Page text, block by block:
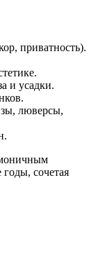
приватность).
и усадки.
люверсы,
сочетая